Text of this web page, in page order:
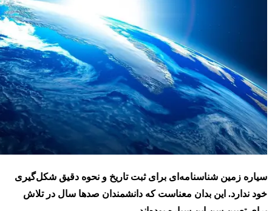
سیاره زمین شناسنامه‌ای برای ثبت تاریخ و نحوه دقیق شکل‌گیری
خود ندارد. این بدان معناست که دانشمندان صدها سال در تلاش